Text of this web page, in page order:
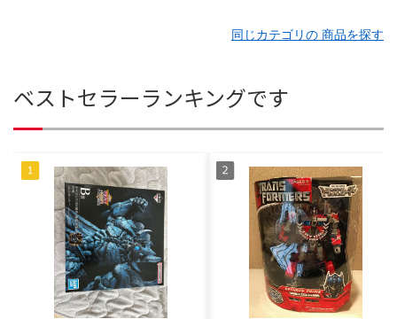
同じカテゴリの 商品を探す
ベストセラーランキングです